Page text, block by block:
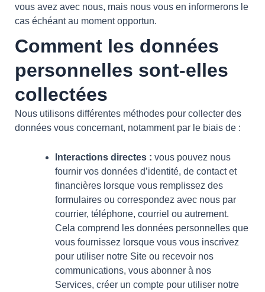
vous avez avec nous, mais nous vous en informerons le
cas échéant au moment opportun.
Comment les données
personnelles sont-elles
collectées
Nous utilisons différentes méthodes pour collecter des
données vous concernant, notamment par le biais de :
Interactions directes : vous pouvez nous
fournir vos données d’identité, de contact et
financières lorsque vous remplissez des
formulaires ou correspondez avec nous par
courrier, téléphone, courriel ou autrement.
Cela comprend les données personnelles que
vous fournissez lorsque vous vous inscrivez
pour utiliser notre Site ou recevoir nos
communications, vous abonner à nos
Services, créer un compte pour utiliser notre